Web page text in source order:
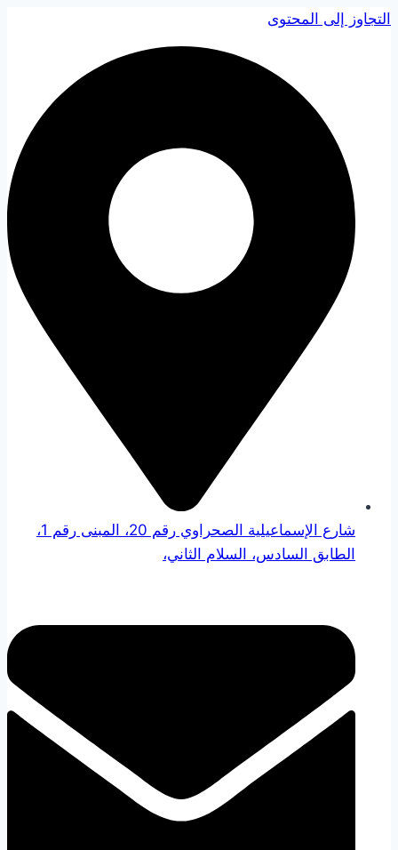
التجاوز إلى المحتوى
شارع الإسماعيلية الصحراوي رقم 20، المبنى رقم 1،
الطابق السادس، السلام الثاني،